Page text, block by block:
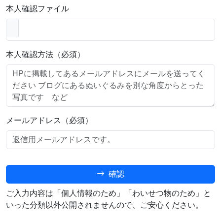
本人確認ファイル
本人確認方法（必須）
メールアドレス（必須）
確認
ご入力内容は「個人情報のため」「わいせつ物のため」と
いった分類以外公開されませんので、ご安心ください。